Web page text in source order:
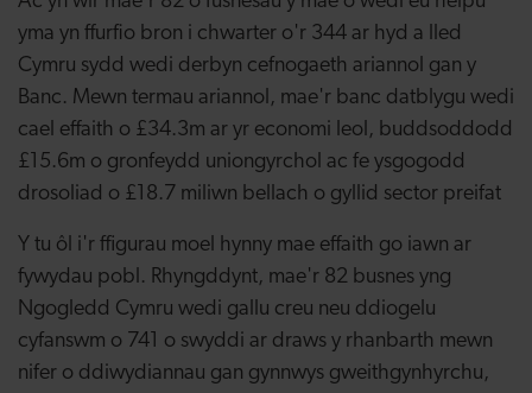
yma yn ffurfio bron i chwarter o'r 344 ar hyd a lled
Cymru sydd wedi derbyn cefnogaeth ariannol gan y
Banc. Mewn termau ariannol, mae'r banc datblygu wedi
cael effaith o £34.3m ar yr economi leol, buddsoddodd
£15.6m o gronfeydd uniongyrchol ac fe ysgogodd
drosoliad o £18.7 miliwn bellach o gyllid sector preifat
Y tu ôl i'r ffigurau moel hynny mae effaith go iawn ar
fywydau pobl. Rhyngddynt, mae'r 82 busnes yng
Ngogledd Cymru wedi gallu creu neu ddiogelu
cyfanswm o 741 o swyddi ar draws y rhanbarth mewn
nifer o ddiwydiannau gan gynnwys gweithgynhyrchu,